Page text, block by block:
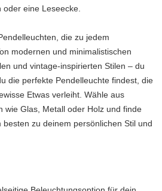
eine Leseecke.
die zu jedem
modernen und minimalistischen
und vintage-inspirierten Stilen – du
die perfekte Pendelleuchte findest, die
Etwas verleiht. Wähle aus
wie Glas, Metall oder Holz und finde
zu deinem persönlichen Stil und